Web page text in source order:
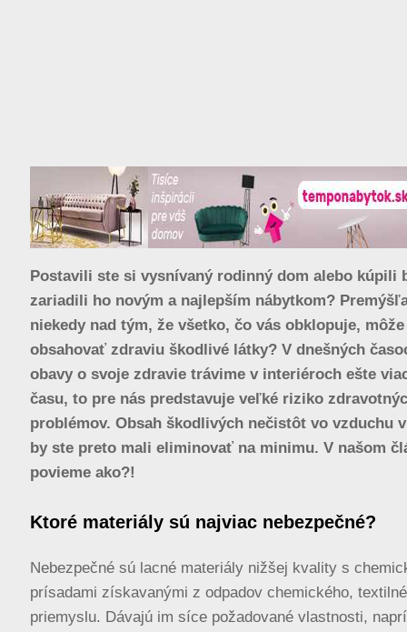
Postavili ste si vysnívaný rodinný dom alebo kúpili
zariadili ho novým a najlepším nábytkom?
niekedy nad tým, že všetko, čo vás obklopuje, môže
obsahovať zdraviu škodlivé látky? V dnešných
obavy o svoje zdravie trávime v interiéroch ešte
času, to pre nás predstavuje veľké riziko
problémov. Obsah škodlivých nečistôt vo vzduchu
by ste preto mali eliminovať na minimu. V našom
povieme ako?!
Ktoré materiály sú najviac nebezpečné?
Nebezpečné sú lacné materiály nižšej kvality s
prísadami získavanými z odpadov chemického,
priemyslu. Dávajú im síce požadované vlastnosti,